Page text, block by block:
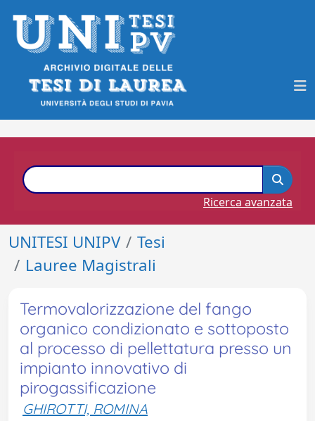
Ricerca avanzata
UNITESI UNIPV
Tesi
Lauree Magistrali
Termovalorizzazione del fango
organico condizionato e sottoposto
al processo di pellettatura presso un
impianto innovativo di
pirogassificazione
GHIROTTI, ROMINA